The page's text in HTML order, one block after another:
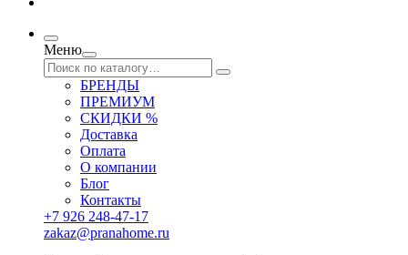
Меню
БРЕНДЫ
ПРЕМИУМ
СКИДКИ %
Доставка
Оплата
О компании
Блог
Контакты
+7 926 248-47-17
zakaz@pranahome.ru